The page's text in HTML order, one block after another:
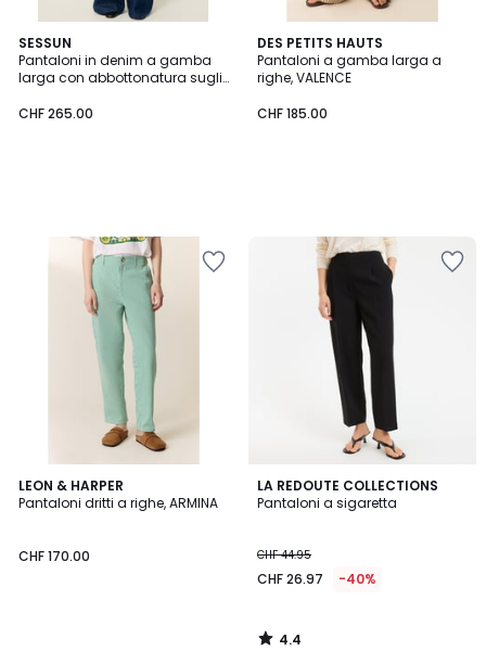
SESSUN
Pantaloni in denim a gamba
larga con abbottonatura sugli
CHF 265.00
DES PETITS HAUTS
Pantaloni a gamba larga a
righe, VALENCE
CHF 185.00
LEON & HARPER
Pantaloni dritti a righe, ARMINA
CHF 170.00
LA REDOUTE COLLECTIONS
Pantaloni a sigaretta
CHF 44.95
CHF 26.97 -40%
4.4
/ 5
4.4
/